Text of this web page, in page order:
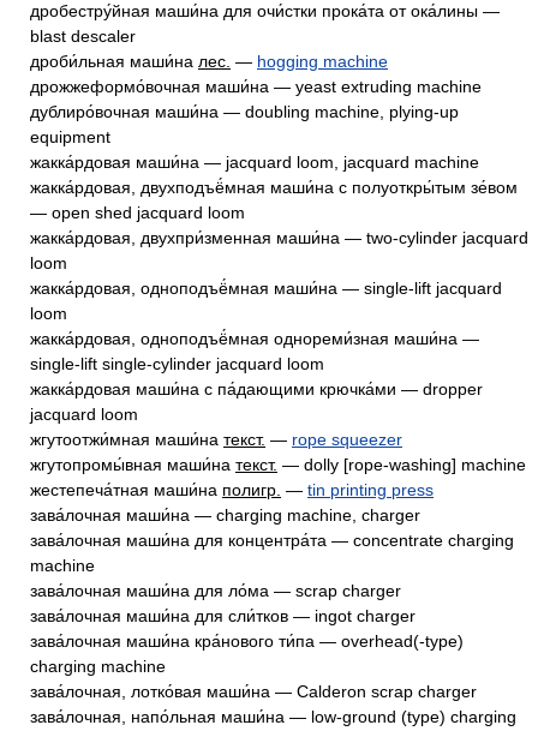
дробестру́йная маши́на для очи́стки прока́та от ока́лины —
blast descaler
дроби́льная маши́на лес. — hogging machine
дрожжеформо́вочная маши́на — yeast extruding machine
дублиро́вочная маши́на — doubling machine, plying-up
equipment
жакка́рдовая маши́на — jacquard loom, jacquard machine
жакка́рдовая, двухподъё́мная маши́на с полуоткры́тым зе́вом
— open shed jacquard loom
жакка́рдовая, двухпри́зменная маши́на — two-cylinder jacquard
loom
жакка́рдовая, одноподъё́мная маши́на — single-lift jacquard
loom
жакка́рдовая, одноподъё́мная однореми́зная маши́на —
single-lift single-cylinder jacquard loom
жакка́рдовая маши́на с па́дающими крючка́ми — dropper
jacquard loom
жгутоотжи́мная маши́на текст. — rope squeezer
жгутопромы́вная маши́на текст. — dolly [rope-washing] machine
жестепеча́тная маши́на полигр. — tin printing press
зава́лочная маши́на — charging machine, charger
зава́лочная маши́на для концентра́та — concentrate charging
machine
зава́лочная маши́на для ло́ма — scrap charger
зава́лочная маши́на для сли́тков — ingot charger
зава́лочная маши́на кра́нового ти́па — overhead(-type)
charging machine
зава́лочная, лотко́вая маши́на — Calderon scrap charger
зава́лочная, напо́льная маши́на — low-ground (type) charging